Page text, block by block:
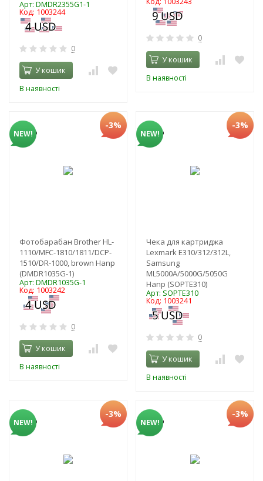
Арт: DMDR2355G1-1
Код: 1003244
0
У кошик
В наявності
0
У кошик
В наявності
NEW!
-3%
Фотобарабан Brother HL-
1110/MFC-1810/1811/DCP-
1510/DR-1000, brown Hanp
(DMDR1035G-1)
Арт: DMDR1035G-1
Код: 1003242
0
У кошик
В наявності
NEW!
-3%
Чека для картриджа
Lexmark E310/312/312L,
Samsung
ML5000A/5000G/5050G
Hanp (SOPTE310)
Арт: SOPTE310
Код: 1003241
0
У кошик
В наявності
NEW!
-3%
NEW!
-3%